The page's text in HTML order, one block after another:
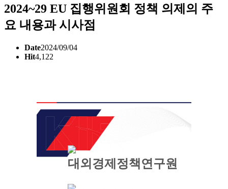
2024~29 EU 집행위원회 정책 의제의 주
요 내용과 시사점
Date2024/09/04
Hit4,122